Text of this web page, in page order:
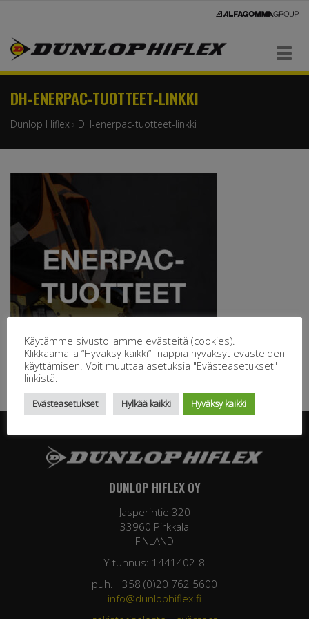
Navigaatio
DH-ENERPAC-TUOTTEET-LINKKI
Dunlop Hiflex › DH-enerpac-tuotteet-linkki
DUNLOP HIFLEX OY
Jasperintie 320
33960 Pirkkala
FINLAND
Y-tunnus: 1441402-8
puh. +358 (0)20 762 5600
info@dunlophiflex.fi
Käytämme sivustollamme evästeitä (cookies).
Klikkaamalla “Hyväksy kaikki” -nappia hyväksyt evästeiden
käyttämisen. Voit muuttaa asetuksia "Evästeasetukset"
linkistä.
Evästeasetukset Hylkää kaikki Hyväksy kaikki